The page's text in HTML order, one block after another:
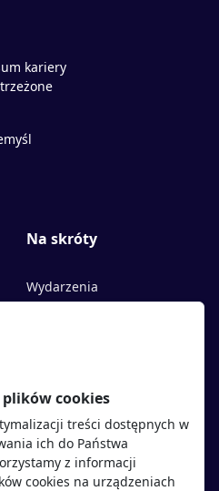
kariery
Na skróty
Wydarzenia
Polityka cookies
Polityka prywatności
Pracodawcy
cookies
treści dostępnych w
ich do Państwa
z informacji
cookies na urządzeniach